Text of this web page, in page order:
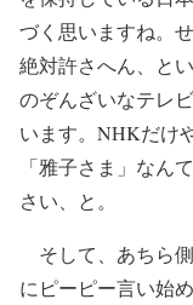
づく思いますね。
絶対許さへん、と
のぞんざいなテレ
います。NHKだけ
「雅子さま」なん
さい、と。
そして、あちら
にピーピー言い始